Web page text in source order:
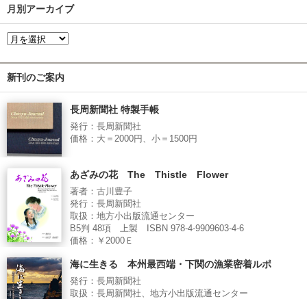
月別アーカイブ
新刊のご案内
長周新聞社 特製手帳
発行：長周新聞社
価格：大＝2000円、小＝1500円
あざみの花 The Thistle Flower
著者：古川豊子
発行：長周新聞社
取扱：地方小出版流通センター
B5判 48項 上製 ISBN 978-4-9909603-4-6
価格：￥2000Ｅ
海に生きる 本州最西端・下関の漁業密着ルポ
発行：長周新聞社
取扱：長周新聞社、地方小出版流通センター